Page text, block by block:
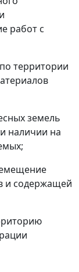
работ с
территории
земель
наличии на
и содержащей